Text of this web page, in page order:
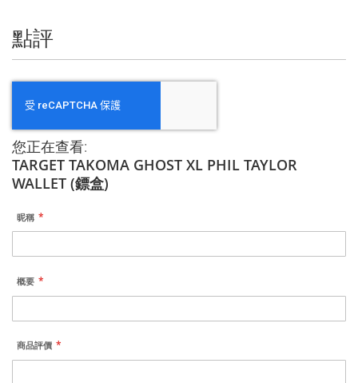
點評
您正在查看:
TARGET TAKOMA GHOST XL PHIL TAYLOR
WALLET (鏢盒)
昵稱
概要
商品評價